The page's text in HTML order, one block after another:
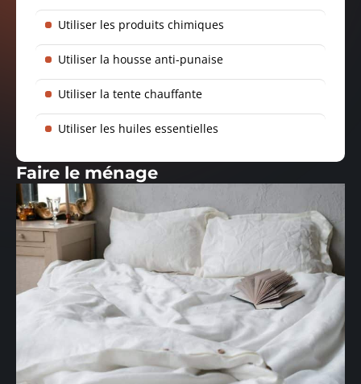
Utiliser les produits chimiques
Utiliser la housse anti-punaise
Utiliser la tente chauffante
Utiliser les huiles essentielles
Faire le ménage